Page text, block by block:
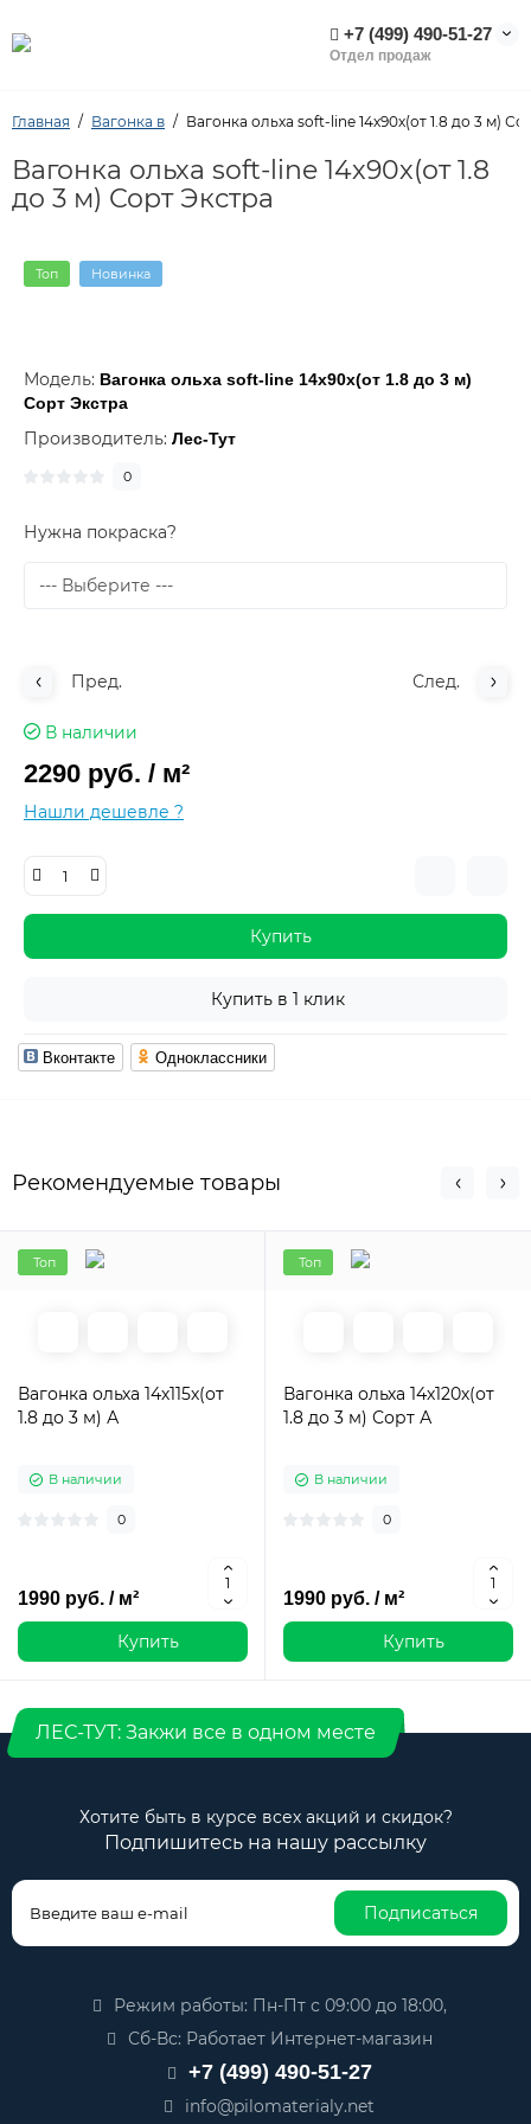
+7 (499) 490-51-27
Отдел продаж
Главная Вагонка в Вагонка ольха soft-line 14х90х(от 1.8 до 3 м)
Вагонка ольха soft-line 14х90х(от 1.8
до 3 м) Сорт Экстра
Топ Новинка
Модель: Вагонка ольха soft-line 14х90х(от 1.8 до 3 м)
Сорт Экстра
Производитель: Лес-Тут
0
Нужна покраска?
Пред. След.
В наличии
2290 руб. / м²
Нашли дешевле ?
Купить
Купить в 1 клик
Вконтакте Одноклассники
Рекомендуемые товары
Топ
Вагонка ольха 14х115х(от
1.8 до 3 м) А
В наличии
0
1990 руб. / м²
Купить
Топ
Вагонка ольха 14х120х(от
1.8 до 3 м) Сорт А
В наличии
0
1990 руб. / м²
Купить
ЛЕС-ТУТ: Закжи все в одном месте
Хотите быть в курсе всех акций и скидок?
Подпишитесь на нашу рассылку
Подписаться
Режим работы: Пн-Пт с 09:00 до 18:00,
Сб-Вс: Работает Интернет-магазин
+7 (499) 490-51-27
info@pilomaterialy.net